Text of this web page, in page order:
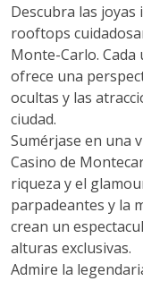
Descubra las
rooftops
Monte-Carlo.
ofrece una
ocultas y las
ciudad.
Sumérjase en una
Casino de
riqueza y el
parpadeantes y la
crean un
alturas exclusivas.
Admire la